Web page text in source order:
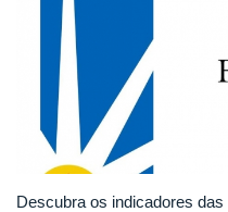
Descubra os indicadores das